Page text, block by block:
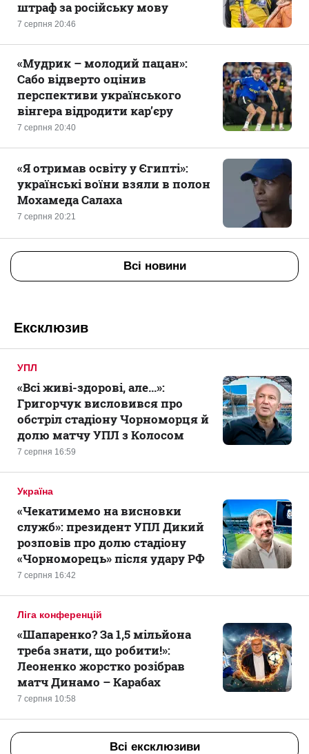
7 серпня 20:46
штраф за російську мову
7 серпня 20:40
«Мудрик – молодий пацан»:
Сабо відверто оцінив
перспективи українського
вінгера відродити кар’єру
7 серпня 20:21
«Я отримав освіту у Єгипті»:
українські воїни взяли в полон
Мохамеда Салаха
Всі новини
Ексклюзив
УПЛ
7 серпня 16:59
«Всі живі-здорові, але...»:
Григорчук висловився про
обстріл стадіону Чорноморця й
долю матчу УПЛ з Колосом
Україна
7 серпня 16:42
«Чекатимемо на висновки
служб»: президент УПЛ Дикий
розповів про долю стадіону
«Чорноморець» після удару РФ
Ліга конференцій
7 серпня 10:58
«Шапаренко? За 1,5 мільйона
треба знати, що робити!»:
Леоненко жорстко розібрав
матч Динамо – Карабах
Всі ексклюзиви